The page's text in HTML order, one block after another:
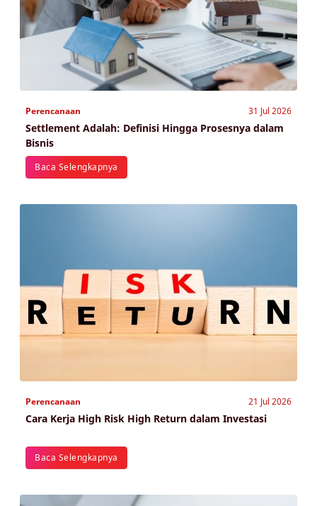
Perencanaan 31 Jul 2026
Settlement Adalah: Definisi Hingga Prosesnya dalam
Bisnis
Baca Selengkapnya
Perencanaan 21 Jul 2026
Cara Kerja High Risk High Return dalam Investasi
Baca Selengkapnya